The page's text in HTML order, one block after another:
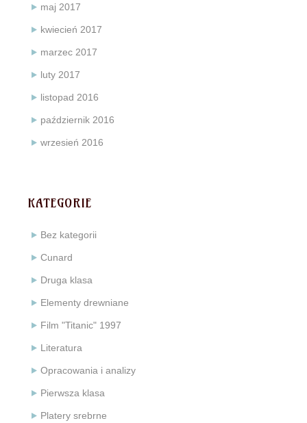
maj 2017
kwiecień 2017
marzec 2017
luty 2017
listopad 2016
październik 2016
wrzesień 2016
KATEGORIE
Bez kategorii
Cunard
Druga klasa
Elementy drewniane
Film "Titanic" 1997
Literatura
Opracowania i analizy
Pierwsza klasa
Platery srebrne